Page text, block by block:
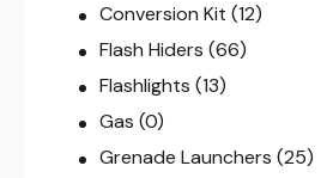
Conversion Kit (12)
Flash Hiders (66)
Flashlights (13)
Gas (0)
Grenade Launchers (25)